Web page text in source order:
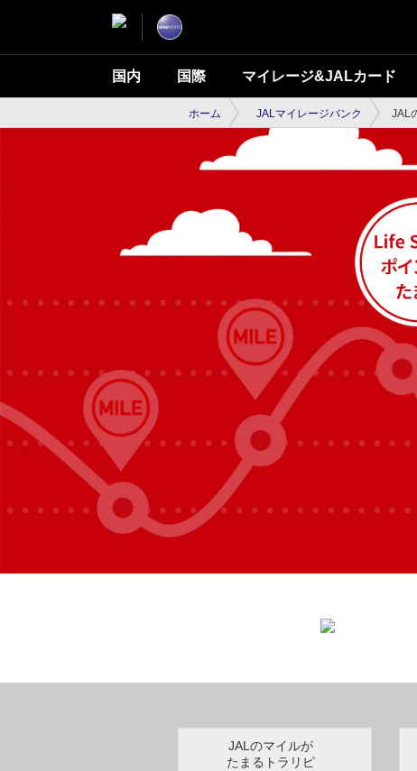
国内 国際 マイレージ&JALカード
ホーム JALマイレージバンク JAL
JALのマイルが
たまるトラリピ